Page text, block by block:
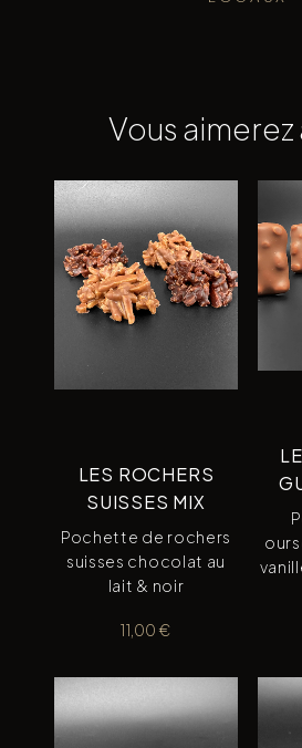
Vous aimerez
LES ROCHERS
SUISSES MIX
Pochette de rochers
suisses chocolat au
lait & noir
11,00 €